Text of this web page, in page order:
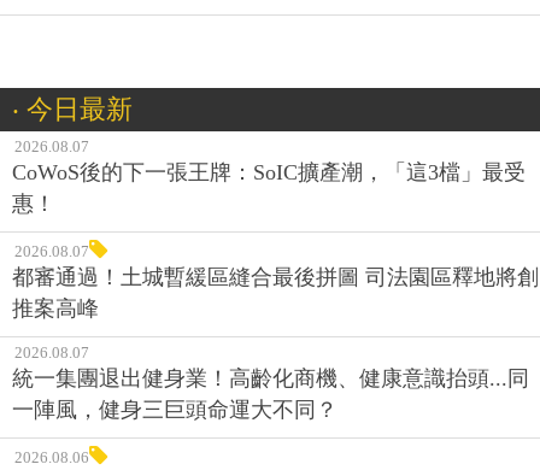
‧ 今日最新
2026.08.07
CoWoS後的下一張王牌：SoIC擴產潮，「這3檔」最受
惠！
2026.08.07
都審通過！土城暫緩區縫合最後拼圖 司法園區釋地將創
推案高峰
2026.08.07
統一集團退出健身業！高齡化商機、健康意識抬頭...同
一陣風，健身三巨頭命運大不同？
2026.08.06